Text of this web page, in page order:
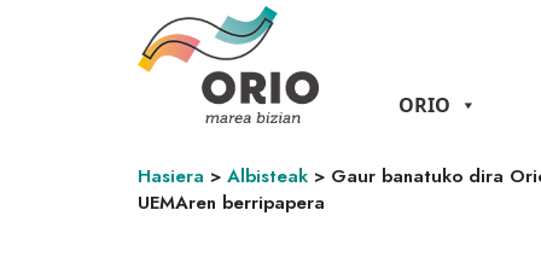
ORIO
Hasiera > Albisteak > Gaur banatuko dira
UEMAren berripapera